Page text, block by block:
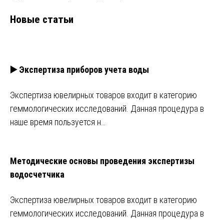
Новые статьи
▶️ Экспертиза приборов учета воды
Экспертиза ювелирных товаров входит в категорию
геммологических исследований. Данная процедура в
наше время пользуется н…
Методические основы проведения экспертизы
водосчетчика
Экспертиза ювелирных товаров входит в категорию
геммологических исследований. Данная процедура в